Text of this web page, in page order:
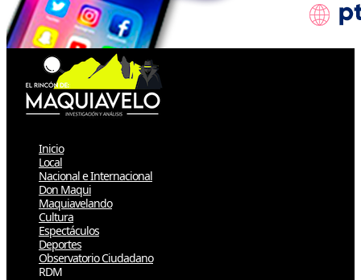
Inicio
Local
Nacional e Internacional
Don Maqui
Maquiavelando
Cultura
Espectáculos
Deportes
Observatorio Ciudadano
RDM